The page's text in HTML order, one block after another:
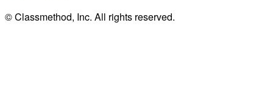
© Classmethod, Inc. All rights reserved.